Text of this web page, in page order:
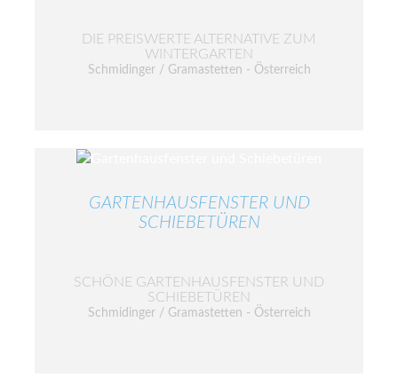
DIE PREISWERTE ALTERNATIVE ZUM
WINTERGARTEN
Schmidinger / Gramastetten - Österreich
GARTENHAUSFENSTER UND
SCHIEBETÜREN
SCHÖNE GARTENHAUSFENSTER UND
SCHIEBETÜREN
Schmidinger / Gramastetten - Österreich